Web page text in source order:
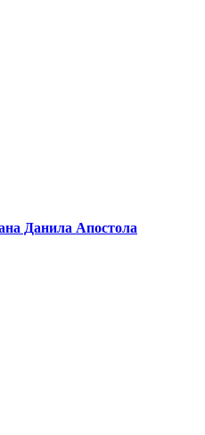
Данила Апостола